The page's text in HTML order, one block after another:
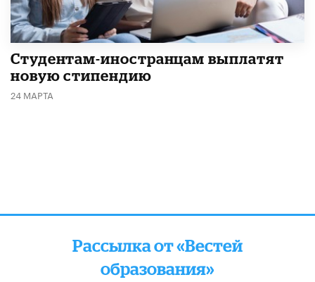
Студентам-иностранцам выплатят
новую стипендию
24 МАРТА
Рассылка от «Вестей
образования»